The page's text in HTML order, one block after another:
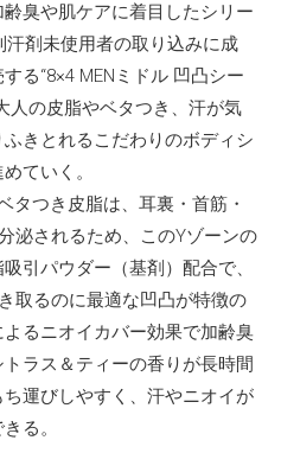
臭や肌ケアに着目したシリー
汗剤未使用者の取り込みに成
る“8×4 MENミドル 凹凸シー
人の皮脂やベタつき、汗が気
きとれるこだわりのボディシ
ていく。
つき皮脂は、耳裏・首筋・
泌されるため、このYゾーンの
引パウダー（基剤）配合で、
取るのに最適な凹凸が特徴の
るニオイカバー効果で加齢臭
ラス＆ティーの香りが長時間
運びしやすく、汗やニオイが
る。